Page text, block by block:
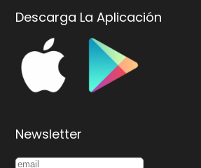
Descarga La Aplicación
Newsletter